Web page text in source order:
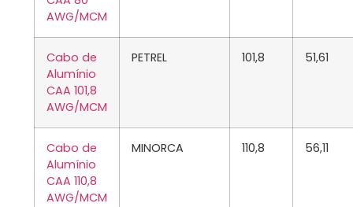
AWG/MCM
Cabo de
Alumínio
CAA 101,8
AWG/MCM
PETREL 101,8 51,61
Cabo de
Alumínio
CAA 110,8
AWG/MCM
MINORCA 110,8 56,11